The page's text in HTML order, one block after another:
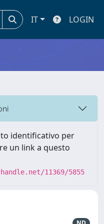
IT LOGIN
identificativo per
un link a questo
11369/5855